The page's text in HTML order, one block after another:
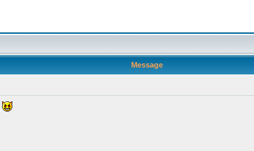
Message